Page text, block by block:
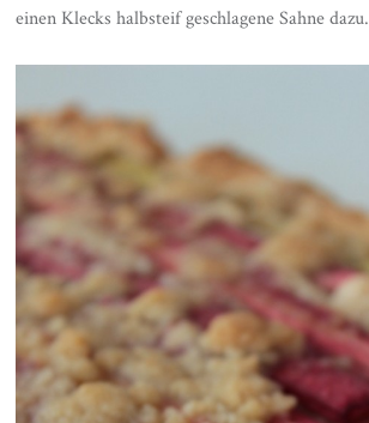
einen Klecks halbsteif geschlagene Sahne dazu.